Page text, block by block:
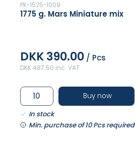
PK-1525-1009
1775 g. Mars Miniature mix
DKK 390.00 / Pcs
DKK 487.50 inc. VAT
Buy now
In stock
Min. purchase of 10 Pcs required